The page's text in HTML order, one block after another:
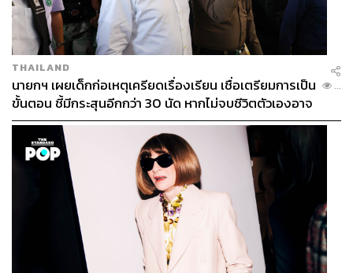
THAILAND
นายกฯ เผยเด็กก่อเหตุเครียดเรื่องเรียน เชื่อเตรียมการเป็น
ขั้นตอน ชี้มีกระสุนอีกกว่า 30 นัด หากไม่จบชีวิตตัวเองอาจ
สูญเสียเพิ่ม
...